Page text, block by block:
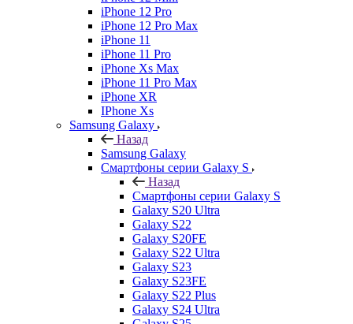
iPhone 12 Pro
iPhone 12 Pro Max
iPhone 11
iPhone 11 Pro
iPhone Xs Max
iPhone 11 Pro Max
iPhone XR
IPhone Xs
Samsung Galaxy
Назад
Samsung Galaxy
Смартфоны серии Galaxy S
Назад
Смартфоны серии Galaxy S
Galaxy S20 Ultra
Galaxy S22
Galaxy S20FE
Galaxy S22 Ultra
Galaxy S23
Galaxy S23FE
Galaxy S22 Plus
Galaxy S24 Ultra